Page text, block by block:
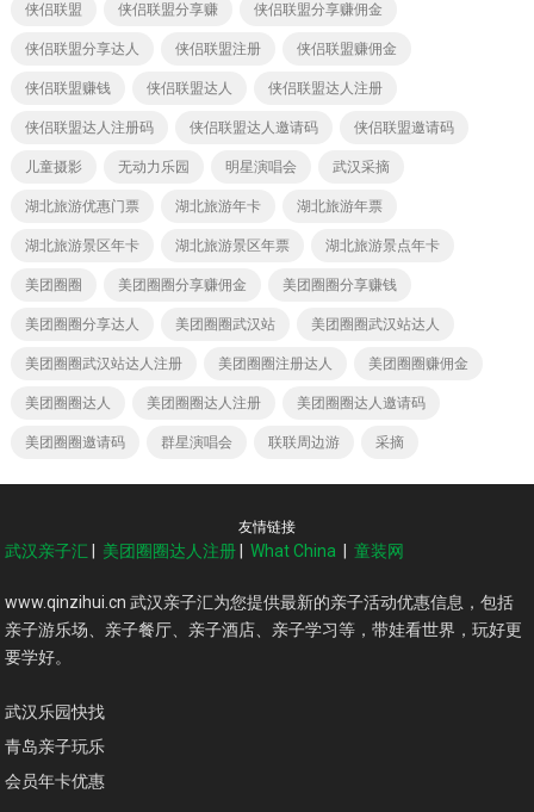
侠侣联盟 侠侣联盟分享赚 侠侣联盟分享赚佣金
侠侣联盟分享达人 侠侣联盟注册 侠侣联盟赚佣金
侠侣联盟赚钱 侠侣联盟达人 侠侣联盟达人注册
侠侣联盟达人注册码 侠侣联盟达人邀请码 侠侣联盟邀请码
儿童摄影 无动力乐园 明星演唱会 武汉采摘
湖北旅游优惠门票 湖北旅游年卡 湖北旅游年票
湖北旅游景区年卡 湖北旅游景区年票 湖北旅游景点年卡
美团圈圈 美团圈圈分享赚佣金 美团圈圈分享赚钱
美团圈圈分享达人 美团圈圈武汉站 美团圈圈武汉站达人
美团圈圈武汉站达人注册 美团圈圈注册达人 美团圈圈赚佣金
美团圈圈达人 美团圈圈达人注册 美团圈圈达人邀请码
美团圈圈邀请码 群星演唱会 联联周边游 采摘
友情链接
武汉亲子汇 美团圈圈达人注册 |What China |童装网
www.qinzihui.cn 武汉亲子汇为您提供最新的亲子活动优惠信息，包括
亲子游乐场、亲子餐厅、亲子酒店、亲子学习等，带娃看世界，玩好更
要学好。
武汉乐园快找
青岛亲子玩乐
会员年卡优惠